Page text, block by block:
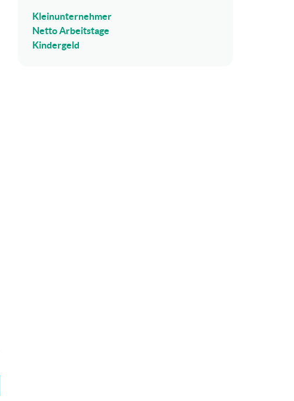
Kleinunternehmer
Netto Arbeitstage
Kindergeld